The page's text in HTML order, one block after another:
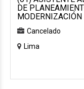
DE
MODERNIZACIÓN
Cancelado
Lima